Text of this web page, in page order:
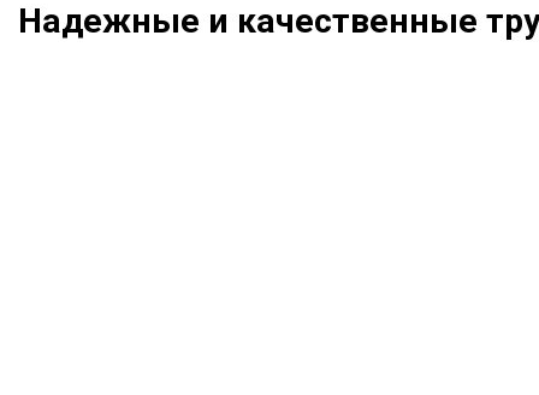
Надежные и качественные